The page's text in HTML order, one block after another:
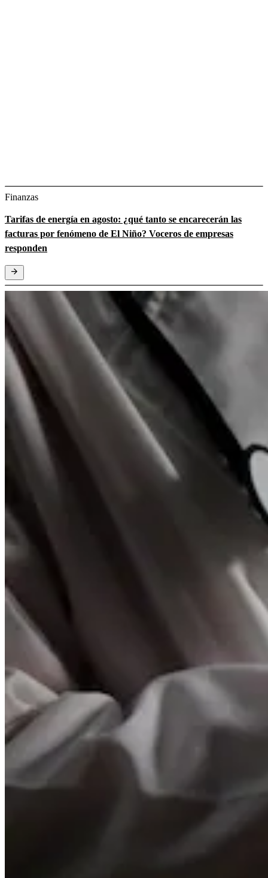
Finanzas
Tarifas de energía en agosto: ¿qué tanto se encarecerán las
facturas por fenómeno de El Niño? Voceros de empresas
responden